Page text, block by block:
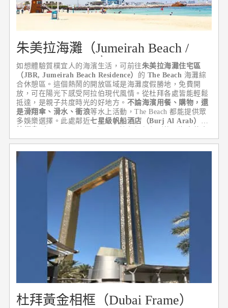
朱美拉海灘（Jumeirah Beach /
JBR The Beach）
如想體驗質樸宜人的海濱生活，可前往 朱美拉海灘住宅區
（JBR, Jumeirah Beach Residence） 的 The Beach 海灘綜
合休憩區。這個熱鬧的開放區域是海灘度假勝地，免費開
放，可在陽光下感受阿拉伯現代風情。從杜拜各處皆能輕鬆
抵達，是親子共度時光的好地方。 不論海濱用餐、購物，還
是滑翔傘、滑水、衝浪等水上活動，The Beach 都能提供眾
多娛樂選擇。此處鄰近七星級帆船酒店（Burj Al Arab）
地段。
杜拜黃金相框（Dubai Frame）